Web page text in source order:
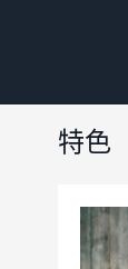
特色